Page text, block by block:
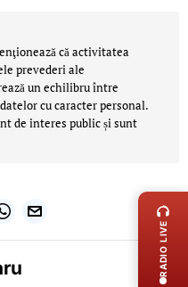
că activitatea
prevederi ale
un echilibru între
cu caracter personal.
de interes public și sunt
RADIO LIVE